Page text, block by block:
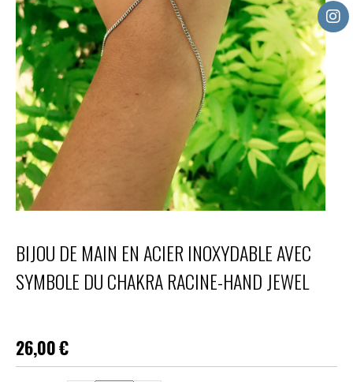
BIJOU DE MAIN EN ACIER INOXYDABLE AVEC
SYMBOLE DU CHAKRA RACINE-HAND JEWEL
26,00€